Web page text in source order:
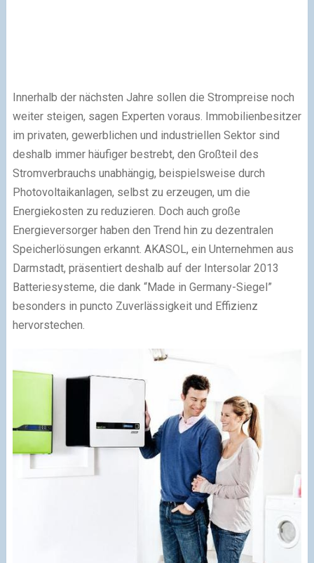
Innerhalb der nächsten Jahre sollen die Strompreise noch
weiter steigen, sagen Experten voraus. Immobilienbesitzer
im privaten, gewerblichen und industriellen Sektor sind
deshalb immer häufiger bestrebt, den Großteil des
Stromverbrauchs unabhängig, beispielsweise durch
Photovoltaikanlagen, selbst zu erzeugen, um die
Energiekosten zu reduzieren. Doch auch große
Energieversorger haben den Trend hin zu dezentralen
Speicherlösungen erkannt. AKASOL, ein Unternehmen aus
Darmstadt, präsentiert deshalb auf der Intersolar 2013
Batteriesysteme, die dank “Made in Germany-Siegel”
besonders in puncto Zuverlässigkeit und Effizienz
hervorstechen.